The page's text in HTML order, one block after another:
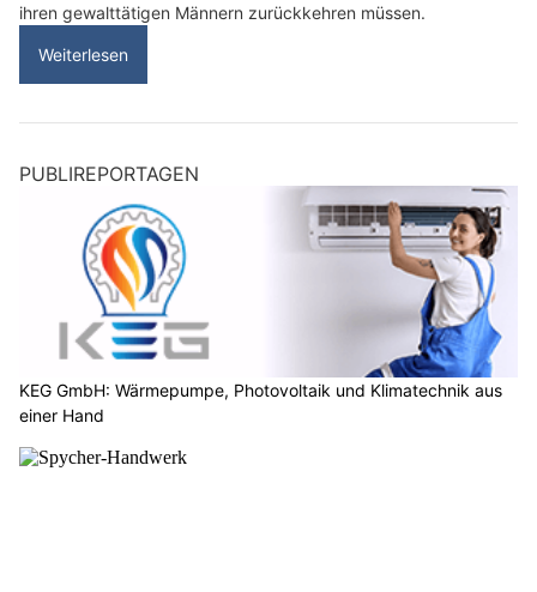
ihren gewalttätigen Männern zurückkehren müssen.
Weiterlesen
PUBLIREPORTAGEN
KEG GmbH: Wärmepumpe, Photovoltaik und Klimatechnik aus
einer Hand